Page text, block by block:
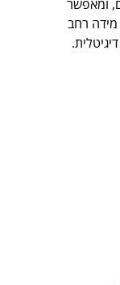
ומאפשר
מידה רחב